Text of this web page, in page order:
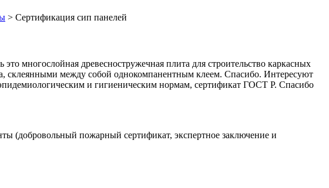
> Сертификация сип панелей
многослойная древесностружечная плита для строительство каркасных
склеянными между собой однокомпанентным клеем. Спасибо. Интересуют
и гигиеническим нормам, сертификат ГОСТ Р. Спасибо
(добровольный пожарный сертификат, экспертное заключение и